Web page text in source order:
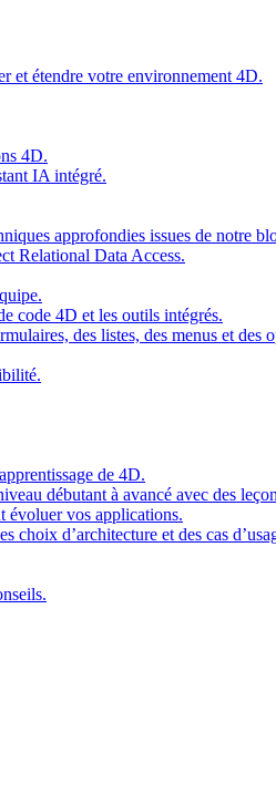
et étendre votre environnement 4D.
4D.
IA intégré.
approfondies issues de notre
Relational Data Access.
code 4D et les outils intégrés.
des listes, des menus et des
de 4D.
débutant à avancé avec des
évoluer vos applications.
choix d’architecture et des cas